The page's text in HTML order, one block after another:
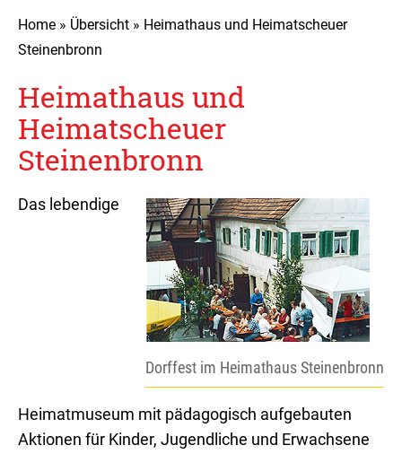
Home » Übersicht » Heimathaus und Heimatscheuer
Steinenbronn
Heimathaus und
Heimatscheuer
Steinenbronn
Dorffest im Heimathaus Steinenbronn
Das lebendige
Heimatmuseum mit pädagogisch aufgebauten
Aktionen für Kinder, Jugendliche und Erwachsene